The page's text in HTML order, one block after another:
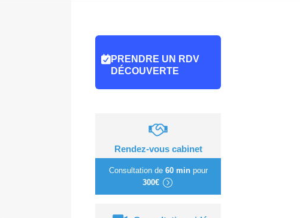
PRENDRE UN RDV
DÉCOUVERTE
Rendez-vous cabinet
Consultation de 60 minpour
300€